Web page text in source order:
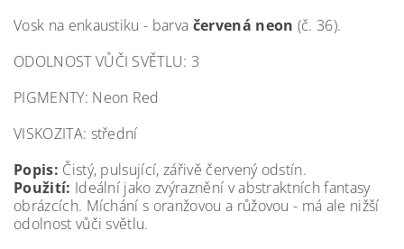
Vosk na enkaustiku - barva červená neon (č. 36).
ODOLNOST VŮČI SVĚTLU: 3
PIGMENTY: Neon Red
VISKOZITA: střední
Popis: Čistý, pulsující, zářivě červený odstín.
Použití: Ideální jako zvýraznění v abstraktních fantasy
obrázcích. Míchání s oranžovou a růžovou - má ale nižší
odolnost vůči světlu.